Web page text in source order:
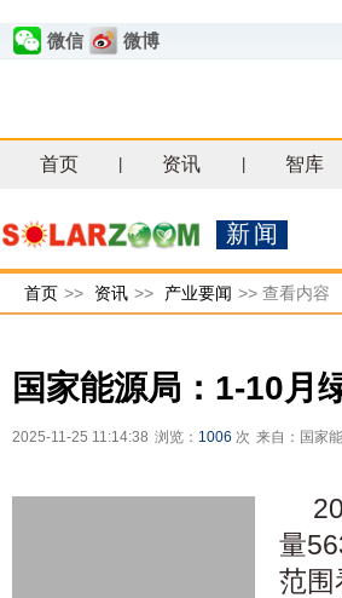
微信 微博
首页 资讯 智库
新闻
首页 >> 资讯 >> 产业要闻 >> 查看内容
国家能源局：1-10月
2025-11-25 11:14:38 浏览： 1006 次 来自：国家
量
范围